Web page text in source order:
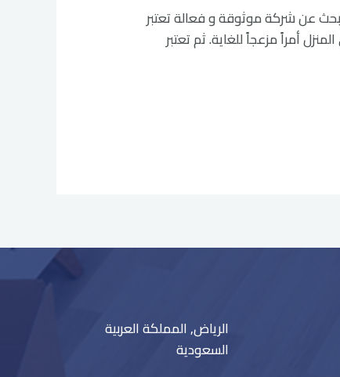
في الرياض، فإن البحث عن شركة موثوقة و فعالة تعتبر
أمراً مزعجاً للغاية. ثم تعتبر
الرياض, المملكة العربية
السعودية